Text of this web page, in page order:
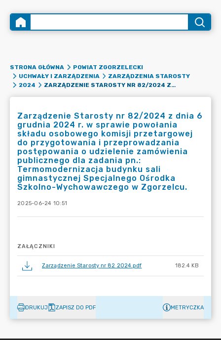
STRONA GŁÓWNA
POWIAT ZGORZELECKI
UCHWAŁY I ZARZĄDZENIA
ZARZĄDZENIA STAROSTY
2024
ZARZĄDZENIE STAROSTY NR 82/2024 Z DNIA 6 GRUDNIA 2024 R. W SPRAWIE POWOŁANIA SKŁADU OSOBOWEGO KOMISJI PRZETARGOWEJ DO PRZYGOTOWANIA I PRZEPROWADZANIA POSTĘPOWANIA O UDZIELENIE ZAMÓWIENIA PUBLICZNEGO DLA ZADANIA PN.: TERMOMODERNIZACJA BUDYNKU SALI GIMNASTYCZNEJ SPECJALNEGO OŚRODKA SZKOLNO-WYCHOWAWCZEGO W ZGORZELCU.
Zarządzenie Starosty nr 82/2024 z dnia 6
grudnia 2024 r. w sprawie powołania
składu osobowego komisji przetargowej
do przygotowania i przeprowadzania
postępowania o udzielenie zamówienia
publicznego dla zadania pn.:
Termomodernizacja budynku sali
gimnastycznej Specjalnego Ośrodka
Szkolno-Wychowawczego w Zgorzelcu.
2025-06-24 10:51
ZAŁĄCZNIKI
Zarządzenie Starosty nr 82 2024.pdf 182.4 KB
DRUKUJ ZAPISZ DO PDF METRYCZKA